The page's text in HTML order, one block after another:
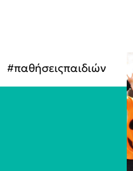
#παθήσειςπαιδιών